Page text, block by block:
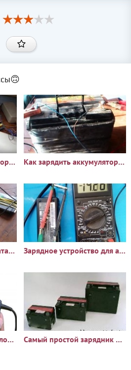
Как зарядить аккумулятор автомобиля блоком питания ноутбука Как зарядить аккумулятор без зарядника
Как зарядить севшую батарею с помощью другого телефона Зарядное устройство для аккумулятора из блока питания ноутбука
Как разобрать корпус блока питания от ноутбука Самый простой зарядник для аккумуляторной батареи